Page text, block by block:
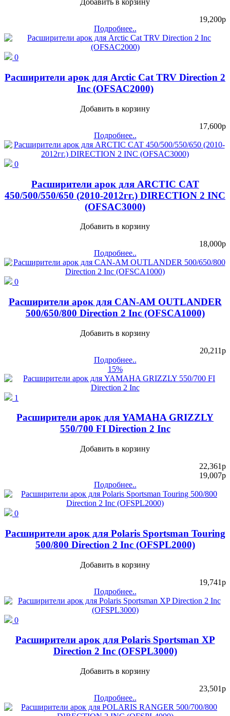
Добавить в корзину
19,200p
Подробнее..
0
Расширители арок для Arctic Cat TRV Direction 2
Inc (OFSAC2000)
Добавить в корзину
17,600p
Подробнее..
0
Расширители арок для ARCTIC CAT
450/500/550/650 (2010-2012гг.) DIRECTION 2 INC
(OFSAC3000)
Добавить в корзину
18,000p
Подробнее..
0
Расширители арок для CAN-AM OUTLANDER
500/650/800 Direction 2 Inc (OFSCA1000)
Добавить в корзину
20,211p
Подробнее..
15%
1
Расширители арок для YAMAHA GRIZZLY
550/700 FI Direction 2 Inc
Добавить в корзину
22,361p
19,007p
Подробнее..
0
Расширители арок для Polaris Sportsman Touring
500/800 Direction 2 Inc (OFSPL2000)
Добавить в корзину
19,741p
Подробнее..
0
Расширители арок для Polaris Sportsman XP
Direction 2 Inc (OFSPL3000)
Добавить в корзину
23,501p
Подробнее..